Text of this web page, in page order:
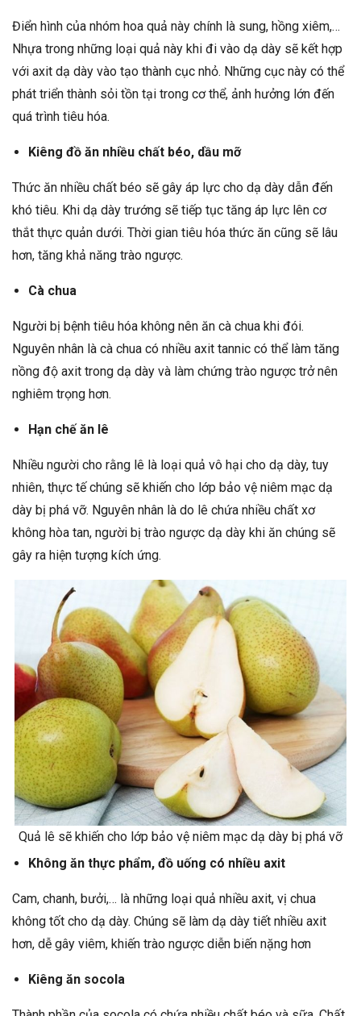
Điển hình của nhóm hoa quả này chính là sung, hồng xiêm,…
Nhựa trong những loại quả này khi đi vào dạ dày sẽ kết hợp
với axit dạ dày vào tạo thành cục nhỏ. Những cục này có thể
phát triển thành sỏi tồn tại trong cơ thể, ảnh hưởng lớn đến
quá trình tiêu hóa.
Kiêng đồ ăn nhiều chất béo, dầu mỡ
Thức ăn nhiều chất béo sẽ gây áp lực cho dạ dày dẫn đến
khó tiêu. Khi dạ dày trướng sẽ tiếp tục tăng áp lực lên cơ
thắt thực quản dưới. Thời gian tiêu hóa thức ăn cũng sẽ lâu
hơn, tăng khả năng trào ngược.
Cà chua
Người bị bệnh tiêu hóa không nên ăn cà chua khi đói.
Nguyên nhân là cà chua có nhiều axit tannic có thể làm tăng
nồng độ axit trong dạ dày và làm chứng trào ngược trở nên
nghiêm trọng hơn.
Hạn chế ăn lê
Nhiều người cho rằng lê là loại quả vô hại cho dạ dày, tuy
nhiên, thực tế chúng sẽ khiến cho lớp bảo vệ niêm mạc dạ
dày bị phá vỡ. Nguyên nhân là do lê chứa nhiều chất xơ
không hòa tan, người bị trào ngược dạ dày khi ăn chúng sẽ
gây ra hiện tượng kích ứng.
Quả lê sẽ khiến cho lớp bảo vệ niêm mạc dạ dày bị phá vỡ
Không ăn thực phẩm, đồ uống có nhiều axit
Cam, chanh, bưởi,… là những loại quả nhiều axit, vị chua
không tốt cho dạ dày. Chúng sẽ làm dạ dày tiết nhiều axit
hơn, dễ gây viêm, khiến trào ngược diễn biến nặng hơn
Kiêng ăn socola